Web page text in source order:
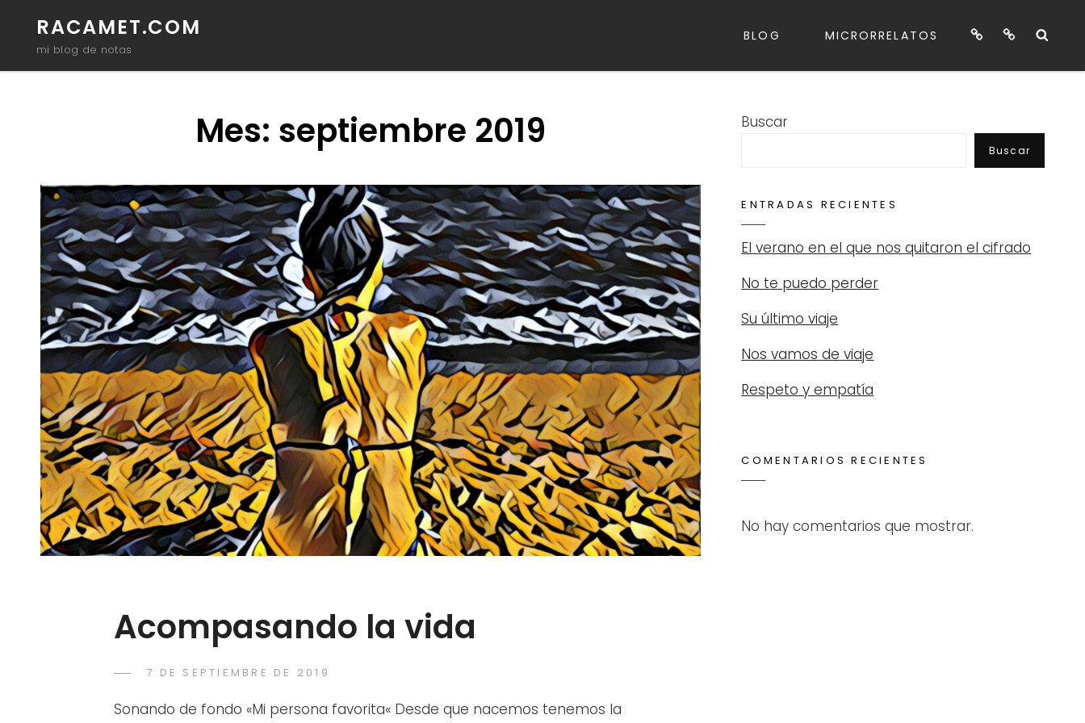
RACAMET.COM
mi blog de notas
BLOG MICRORRELATOS Blog Microrrelatos
Mes: septiembre 2019
Acompasando la vida
POSTED
7 DE SEPTIEMBRE DE 2019
Sonando de fondo «Mi persona favorita« Desde que nacemos tenemos la
Buscar
Buscar
ENTRADAS RECIENTES
El verano en el que nos quitaron el cifrado
No te puedo perder
Su último viaje
Nos vamos de viaje
Respeto y empatía
COMENTARIOS RECIENTES
No hay comentarios que mostrar.